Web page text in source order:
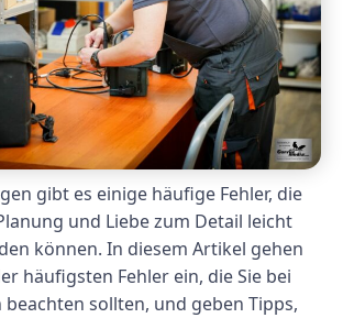
gibt es einige häufige Fehler, die
und Liebe zum Detail leicht
können. In diesem Artikel gehen
häufigsten Fehler ein, die Sie bei
beachten sollten, und geben Tipps,